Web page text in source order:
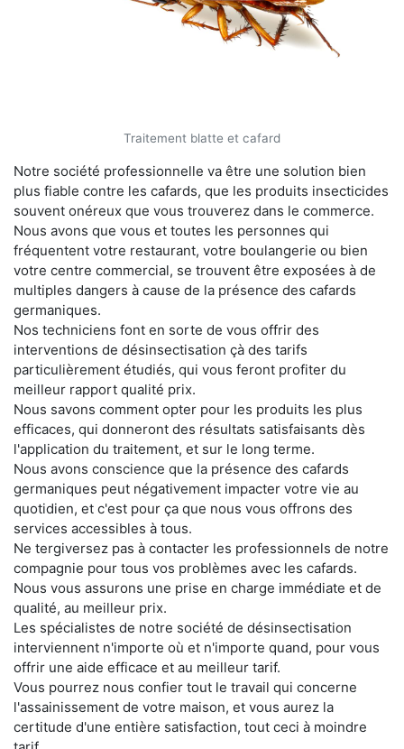
Traitement blatte et cafard
Notre société professionnelle va être une solution bien
plus fiable contre les cafards, que les produits insecticides
souvent onéreux que vous trouverez dans le commerce.
Nous avons que vous et toutes les personnes qui
fréquentent votre restaurant, votre boulangerie ou bien
votre centre commercial, se trouvent être exposées à de
multiples dangers à cause de la présence des cafards
germaniques.
Nos techniciens font en sorte de vous offrir des
interventions de désinsectisation çà des tarifs
particulièrement étudiés, qui vous feront profiter du
meilleur rapport qualité prix.
Nous savons comment opter pour les produits les plus
efficaces, qui donneront des résultats satisfaisants dès
l'application du traitement, et sur le long terme.
Nous avons conscience que la présence des cafards
germaniques peut négativement impacter votre vie au
quotidien, et c'est pour ça que nous vous offrons des
services accessibles à tous.
Ne tergiversez pas à contacter les professionnels de notre
compagnie pour tous vos problèmes avec les cafards.
Nous vous assurons une prise en charge immédiate et de
qualité, au meilleur prix.
Les spécialistes de notre société de désinsectisation
interviennent n'importe où et n'importe quand, pour vous
offrir une aide efficace et au meilleur tarif.
Vous pourrez nous confier tout le travail qui concerne
l'assainissement de votre maison, et vous aurez la
certitude d'une entière satisfaction, tout ceci à moindre